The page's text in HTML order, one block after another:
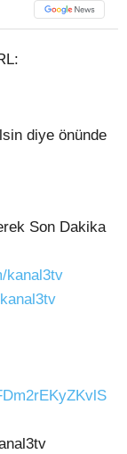
diye önünde
Son Dakika
kanal3tv